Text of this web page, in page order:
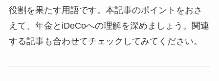
役割を果たす用語です。本記事のポイントをおさ
えて、年金とiDeCoへの理解を深めましょう。関連
する記事も合わせてチェックしてみてください。